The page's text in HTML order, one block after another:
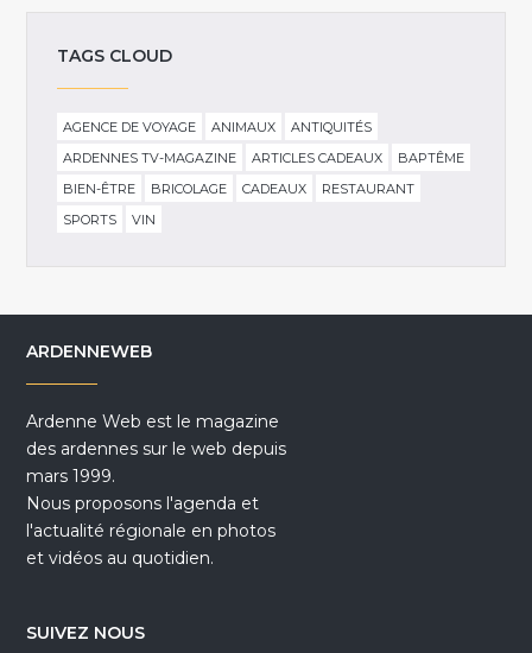
TAGS CLOUD
AGENCE DE VOYAGE ANIMAUX
ANTIQUITÉS
ARDENNES TV-MAGAZINE
ARTICLES CADEAUX
BAPTÊME
BIEN-ÊTRE
BRICOLAGE CADEAUX
RESTAURANT
SPORTS
VIN
ARDENNEWEB
Ardenne Web est le magazine
des ardennes sur le web depuis
mars 1999.
Nous proposons l'agenda et
l'actualité régionale en photos
et vidéos au quotidien.
SUIVEZ NOUS